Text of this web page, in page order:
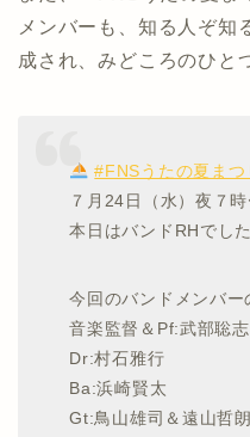
メンバーも、知る人ぞ知
成され、みどころのひと
#FNSうたの夏まつ
７月24日（水）夜７時
本日はバンドRHでした
今回のバンドメンバー
音楽監督＆Pf:武部聡志
Dr:村石雅行
Ba:浜崎賢太
Gt:鳥山雄司＆遠山哲朗